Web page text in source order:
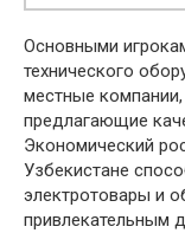
Основными
технического
местные
предлагающие
Экономический
Узбекистане
электротовары и
привлекательным